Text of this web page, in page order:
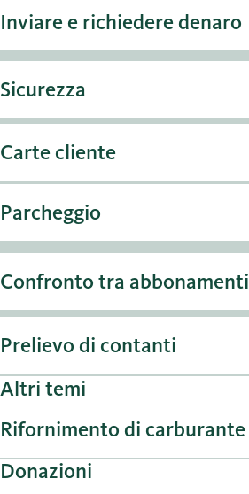
Inviare e richiedere denaro
Sicurezza
Carte cliente
Parcheggio
Confronto tra abbonamenti
Prelievo di contanti
Altri temi
Rifornimento di carburante
Donazioni